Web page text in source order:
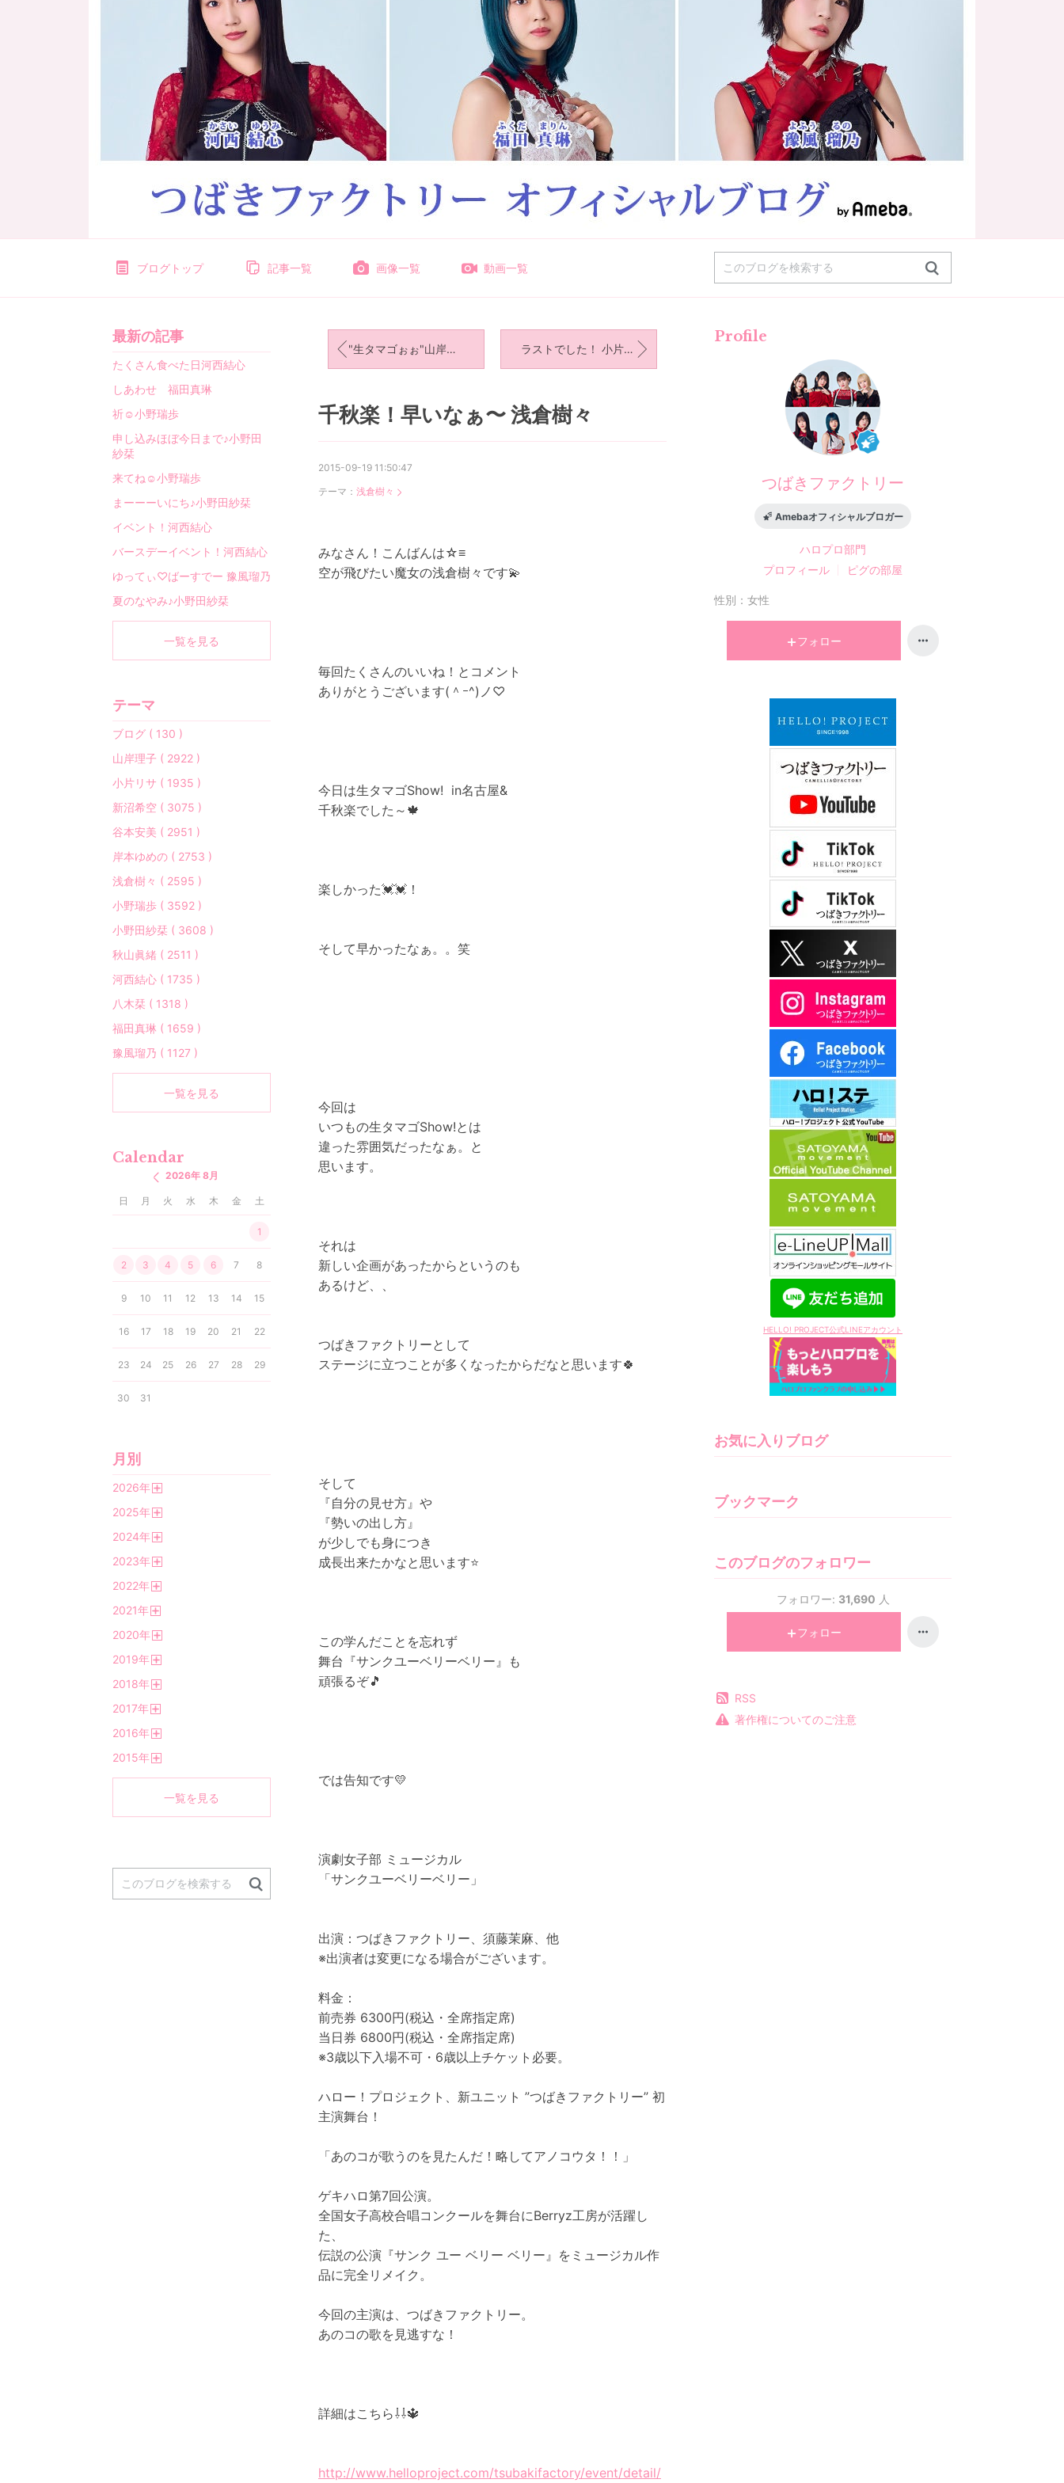
ブログトップ 記事一覧 画像一覧 動画一覧
"生タマゴぉぉ"山岸理子 ラストでした！ 小片リサ
千秋楽！早いなぁ〜 浅倉樹々
2015-09-19 11:50:47
テーマ： 浅倉樹々
みなさん！こんばんは☆≡
空が飛びたい魔女の浅倉樹々です💫
毎回たくさんのいいね！とコメント
ありがとうございます(＾ｰ^)ノ♡
今日は生タマゴShow! in名古屋&
千秋楽でした～🍁
楽しかった💓💓！
そして早かったなぁ。。笑
今回は
いつもの生タマゴShow!とは
違った雰囲気だったなぁ。と
思います。
それは
新しい企画があったからというのも
あるけど、、
つばきファクトリーとして
ステージに立つことが多くなったからだなと思います🍀
そして
『自分の見せ方』や
『勢いの出し方』
が少しでも身につき
成長出来たかなと思います⭐️
この学んだことを忘れず
舞台『サンクユーベリーベリー』も
頑張るぞ🎵
では告知です💛
演劇女子部 ミュージカル
「サンクユーベリーベリー」
出演：つばきファクトリー、須藤茉麻、他
※出演者は変更になる場合がございます。
料金：
前売券 6300円(税込・全席指定席)
当日券 6800円(税込・全席指定席)
※3歳以下入場不可・6歳以上チケット必要。
ハロー！プロジェクト、新ユニット ”つばきファクトリー” 初
主演舞台！
「あのコが歌うのを見たんだ！略してアノコウタ！！」
ゲキハロ第7回公演。
全国女子高校合唱コンクールを舞台にBerryz工房が活躍し
た、
伝説の公演『サンク ユー ベリー ベリー』をミュージカル作
品に完全リメイク。
今回の主演は、つばきファクトリー。
あのコの歌を見逃すな！
詳細はこちら⇩⇩🔱
http://www.helloproject.com/tsubakifactory/event/detail/
Profile
つばきファクトリー
Amebaオフィシャルブロガー
ハロプロ部門
プロフィール
ピグの部屋
性別： 女性
フォロー
HELLO! PROJECT公式LINEアカウント
お気に入りブログ
ブックマーク
このブログのフォロワー
フォロワー: 31,690 人
フォロー
RSS
著作権についてのご注意
最新の記事
たくさん食べた日河西結心
しあわせ 福田真琳
祈☺︎小野瑞歩
申し込みほぼ今日まで♪小野田
紗栞
来てね☺︎小野瑞歩
まーーーいにち♪小野田紗栞
イベント！河西結心
バースデーイベント！河西結心
ゆってぃ♡ばーすでー 豫風瑠乃
夏のなやみ♪小野田紗栞
一覧を見る
テーマ
ブログ ( 130 )
山岸理子 ( 2922 )
小片リサ ( 1935 )
新沼希空 ( 3075 )
谷本安美 ( 2951 )
岸本ゆめの ( 2753 )
浅倉樹々 ( 2595 )
小野瑞歩 ( 3592 )
小野田紗栞 ( 3608 )
秋山眞緒 ( 2511 )
河西結心 ( 1735 )
八木栞 ( 1318 )
福田真琳 ( 1659 )
豫風瑠乃 ( 1127 )
一覧を見る
Calendar
2026年 8月
日 月 火 水 木 金 土
1
2 3 4 5 6 7 8
9 10 11 12 13 14 15
16 17 18 19 20 21 22
23 24 25 26 27 28 29
30 31
月別
2026年
2025年
2024年
2023年
2022年
2021年
2020年
2019年
2018年
2017年
2016年
2015年
一覧を見る